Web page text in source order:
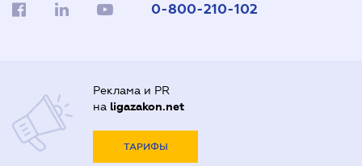
0-800-210-102
Реклама и PR
на ligazakon.net
ТАРИФЫ